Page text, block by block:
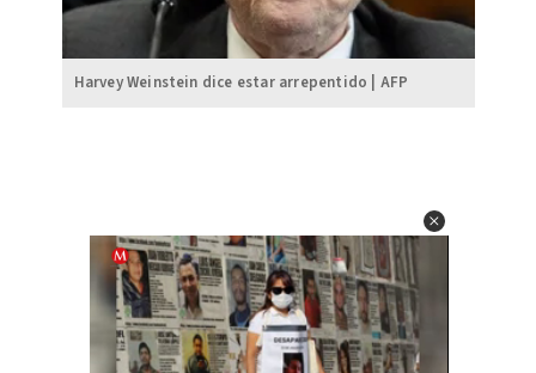
Harvey Weinstein dice estar arrepentido | AFP